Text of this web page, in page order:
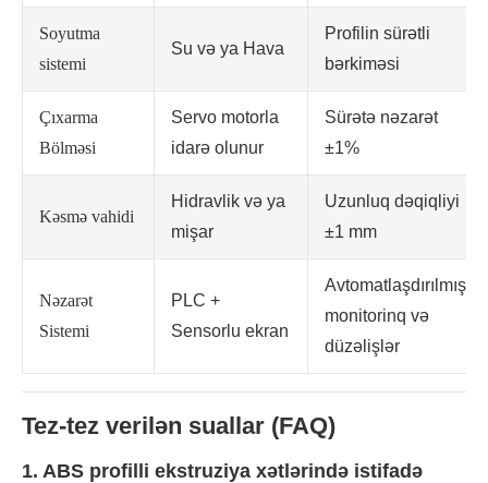
Soyutma
sistemi
Su və ya Hava
Profilin sürətli
bərkiməsi
Çıxarma
Bölməsi
Servo motorla
idarə olunur
Sürətə nəzarət
±1%
Kəsmə vahidi
Hidravlik və ya
mişar
Uzunluq dəqiqliyi
±1 mm
Nəzarət
Sistemi
PLC +
Sensorlu ekran
Avtomatlaşdırılmış
monitorinq və
düzəlişlər
Tez-tez verilən suallar (FAQ)
1. ABS profilli ekstruziya xətlərində istifadə